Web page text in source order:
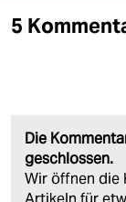
5
Die
geschlossen.
Wir öffnen die